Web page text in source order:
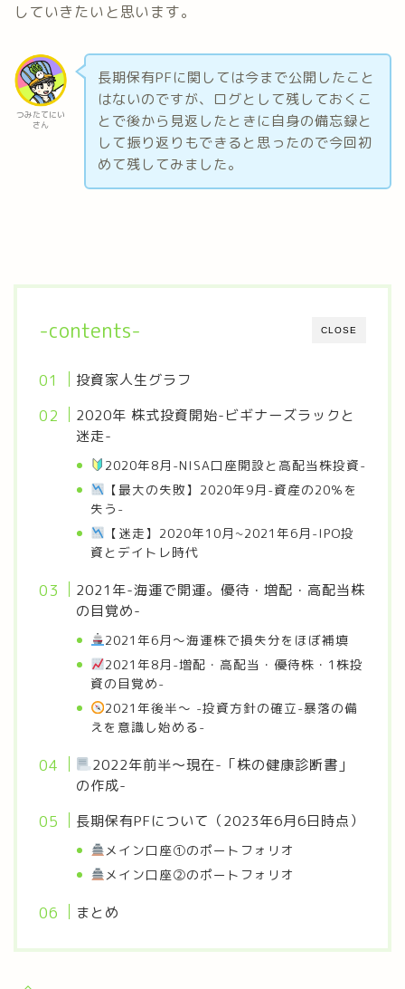
していきたいと思います。
つみたてにい
さん
長期保有PFに関しては今まで公開したこと
はないのですが、ログとして残しておくこ
とで後から見返したときに自身の備忘録と
して振り返りもできると思ったので今回初
めて残してみました。
CLOSE
-contents-
投資家人生グラフ
2020年 株式投資開始-ビギナーズラックと
迷走-
2020年8月-NISA口座開設と高配当株投資-
【最大の失敗】2020年9月-資産の20％を
失う-
【迷走】2020年10月~2021年6月-IPO投
資とデイトレ時代
2021年-海運で開運。優待・増配・高配当株
の目覚め-
2021年6月～海運株で損失分をほぼ補填
2021年8月-増配・高配当・優待株・1株投
資の目覚め-
2021年後半～ -投資方針の確立-暴落の備
えを意識し始める-
2022年前半～現在-「株の健康診断書」
の作成-
長期保有PFについて（2023年6月6日時点）
メイン口座①のポートフォリオ
メイン口座②のポートフォリオ
まとめ